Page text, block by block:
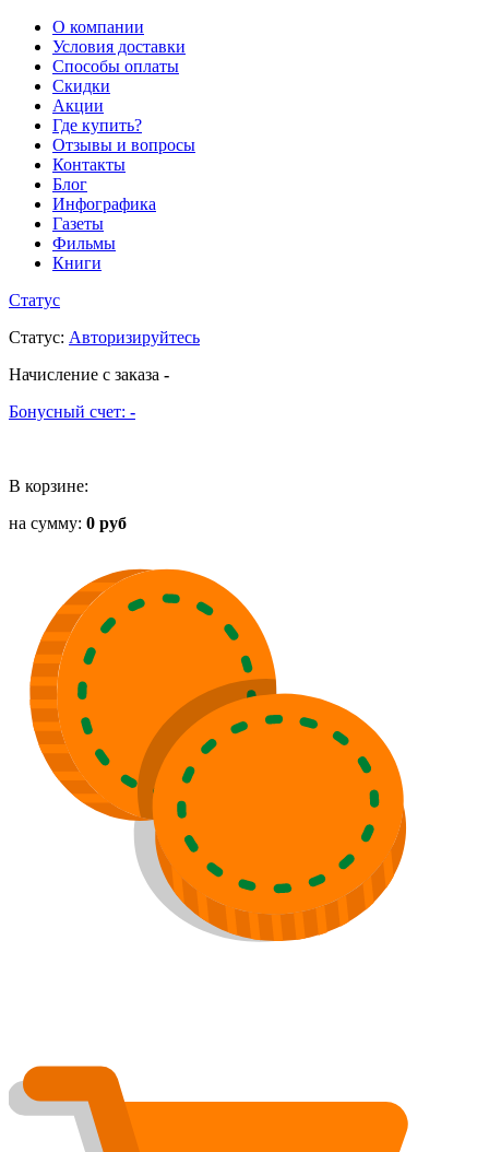
О компании
Условия доставки
Способы оплаты
Скидки
Акции
Где купить?
Отзывы и вопросы
Контакты
Блог
Инфографика
Газеты
Фильмы
Книги
Статус
Статус: Авторизируйтесь
Начисление с заказа -
Бонусный счет: -
В корзине:
на сумму: 0 руб